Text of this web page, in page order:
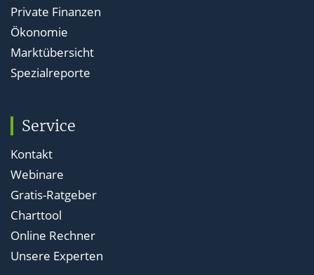
Private Finanzen
Ökonomie
Marktübersicht
Spezialreporte
Service
Kontakt
Webinare
Gratis-Ratgeber
Charttool
Online Rechner
Unsere Experten